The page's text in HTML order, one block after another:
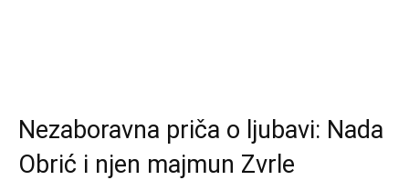
Nezaboravna priča o ljubavi: Nada
Obrić i njen majmun Zvrle